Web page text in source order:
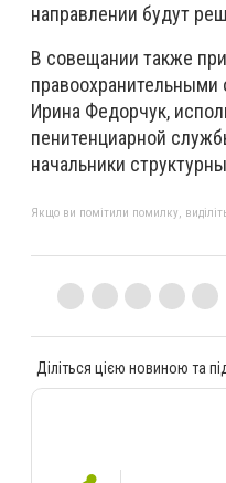
направлении будут
В совещании также
правоохранительными
Ирина Федорчук,
пенитенциарной
начальники
Якщо ви помітили помилку,
Діліться цією новиною та